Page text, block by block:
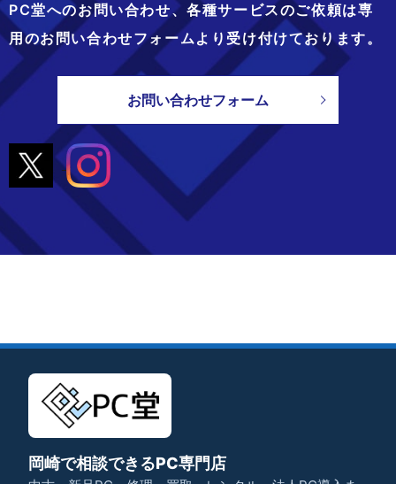
PC堂へのお問い合わせ、各種サービスのご依頼は専
用のお問い合わせフォームより 受け付けております。
お問い合わせフォーム
岡崎で相談できるPC専門店